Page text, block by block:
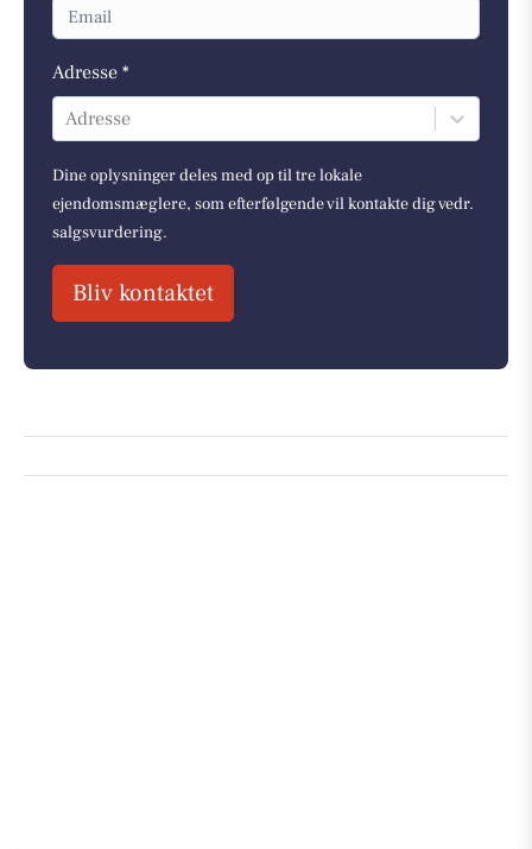
Adresse *
Adresse
Dine oplysninger deles med op til tre lokale
ejendomsmæglere, som efterfølgende vil kontakte dig vedr.
salgsvurdering.
Bliv kontaktet